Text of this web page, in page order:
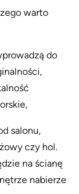
warto
do
salonu,
czy hol.
na ścianę
nabierze